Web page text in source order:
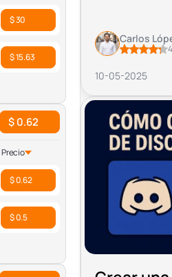
$ 30
$ 15.63
$ 0.62
Precio
$ 0.62
$ 0.5
Carlos
10-05-2025